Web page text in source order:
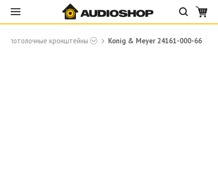
и потолочные кронштейны Konig & Meyer 24161-000-66